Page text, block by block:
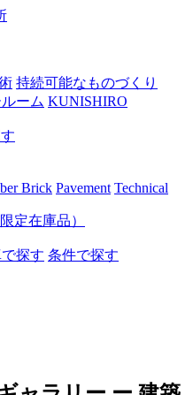
持続可能なものづくり
ーム KUNISHIRO
Brick Pavement Technical
定在庫品）
探す 条件で探す